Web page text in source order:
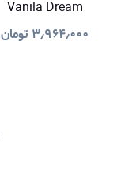
Vanila Dream
۳٫۹۶۴٫۰۰۰ تومان